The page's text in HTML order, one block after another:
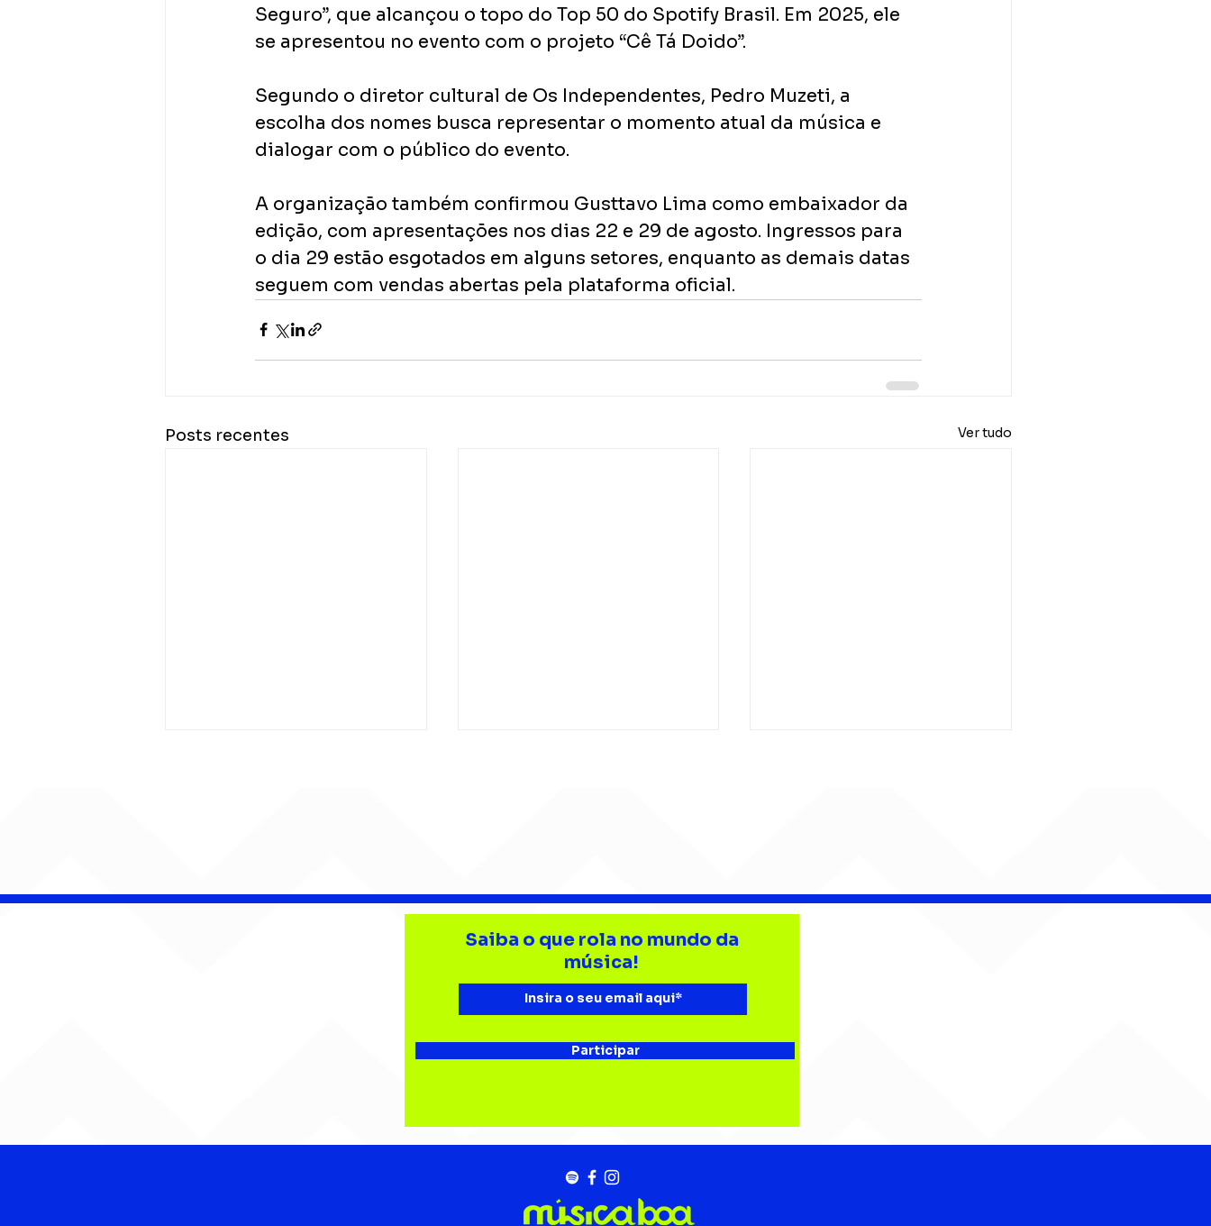
Seguro”, que alcançou o topo do Top 50 do Spotify Brasil. Em 2025, ele
se apresentou no evento com o projeto “Cê Tá Doido”.
Segundo o diretor cultural de Os Independentes, Pedro Muzeti, a
escolha dos nomes busca representar o momento atual da música e
dialogar com o público do evento.
A organização também confirmou Gusttavo Lima como embaixador da
edição, com apresentações nos dias 22 e 29 de agosto. Ingressos para
o dia 29 estão esgotados em alguns setores, enquanto as demais datas
seguem com vendas abertas pela plataforma oficial.
Posts recentes Ver tudo
Djonga reúne multidão e
Levinsk conquista
tricampeonato da
Batalha da Aldeia no
João Rock
Do Ballroom ao rap:
Saiba o que rola no mundo da
música!
Participar